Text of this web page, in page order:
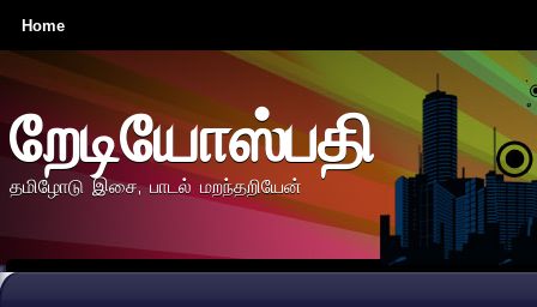
Home
றேடியோஸ்பதி
தமிழோடு இசை, பாடல் மறந்தறியேன்